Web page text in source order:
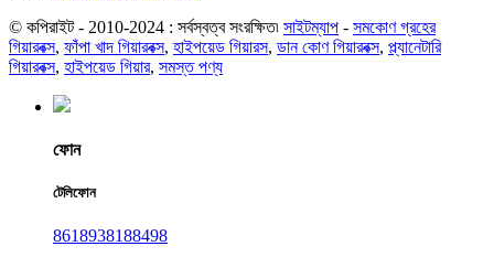
© কপিরাইট - 2010-2024 : সর্বস্বত্ব সংরক্ষিত৷ সাইটম্যাপ - সমকোণ গ্রহের
গিয়ারবক্স, ফাঁপা খাদ গিয়ারবক্স, হাইপয়েড গিয়ারস, ডান কোণ গিয়ারবক্স, প্ল্যানেটারি
গিয়ারবক্স, হাইপয়েড গিয়ার, সমস্ত পণ্য
ফোন
টেলিফোন
8618938188498